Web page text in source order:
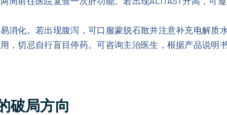
消化。若出现腹泻，可口服蒙脱石散并注意补充电解质
，切忌自行盲目停药。可咨询主治医生，根据产品说明
破局方向